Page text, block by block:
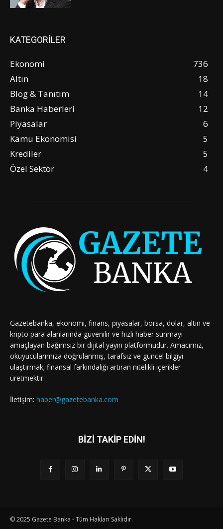
KATEGORİLER
Ekonomi
736
Altın
18
Blog & Tanıtım
14
Banka Haberleri
12
Piyasalar
6
Kamu Ekonomisi
5
Krediler
5
Özel Sektör
4
Gazetebanka, ekonomi, finans, piyasalar, borsa, dolar, altın ve
kripto para alanlarında güvenilir ve hızlı haber sunmayı
amaçlayan bağımsız bir dijital yayın platformudur. Amacımız,
okuyucularımıza doğrulanmış, tarafsız ve güncel bilgiyi
ulaştırmak; finansal farkındalığı artıran nitelikli içerikler
üretmektir.
İletişim: haber@gazetebanka.com
BİZİ TAKİP EDİN!
© 2025 Gazete Banka - Tüm Hakları Saklıdır.